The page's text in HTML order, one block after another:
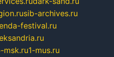
sib-archives.ru
festival.ru
msk.ru1-mus.ru